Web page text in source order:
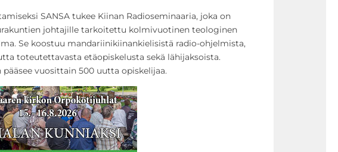
SANSA tukee Kiinan Radioseminaaria, joka on
johtajille tarkoitettu kolmivuotinen teologinen
Se koostuu mandariinikiinankielisistä radio-ohjelmista,
toteutettavasta etäopiskelusta sekä lähijaksoista.
pääsee vuosittain 500 uutta opiskelijaa.